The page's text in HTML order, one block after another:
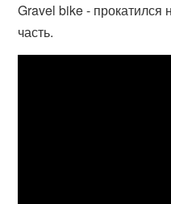
Gravel bike - прокатился
часть.